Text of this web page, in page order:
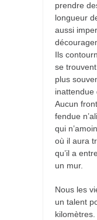
prendre
longueur
aussi
Ils
se
plus
inattendue
Aucun
fendue
qui
où il aura
qu’il a
un mur.
Nous les
un talent